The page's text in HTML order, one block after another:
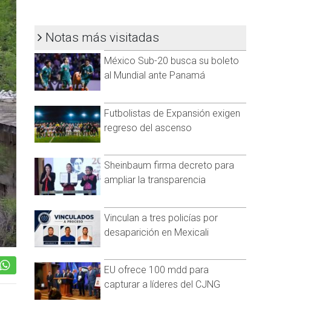
Notas más visitadas
México Sub-20 busca su boleto
al Mundial ante Panamá
Futbolistas de Expansión exigen
regreso del ascenso
Sheinbaum firma decreto para
ampliar la transparencia
Vinculan a tres policías por
desaparición en Mexicali
EU ofrece 100 mdd para
capturar a líderes del CJNG